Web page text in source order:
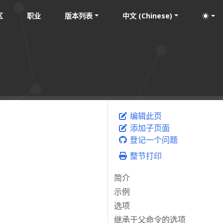
职业 版本列表 中文 (Chinese)
编辑此页
添加子页面
登记一个问题
整节打印
简介
示例
选项
继承于父命令的选项